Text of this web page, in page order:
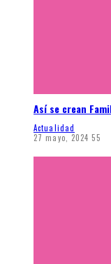
Así se crean
Actualidad
27 mayo, 2024 55